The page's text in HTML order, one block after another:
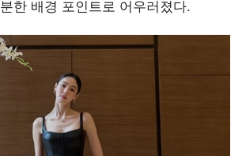
한 배경 포인트로 어우러졌다.